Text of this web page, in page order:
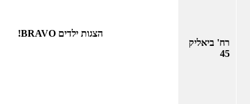
רח' ביאליק
45
הצגות ילדים BRAVO!